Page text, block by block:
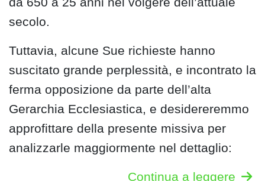
secolo.
Tuttavia, alcune Sue richieste hanno
suscitato grande perplessità, e incontrato la
ferma opposizione da parte dell’alta
Gerarchia Ecclesiastica, e desidereremmo
approfittare della presente missiva per
analizzarle maggiormente nel dettaglio:
Continua a leggere